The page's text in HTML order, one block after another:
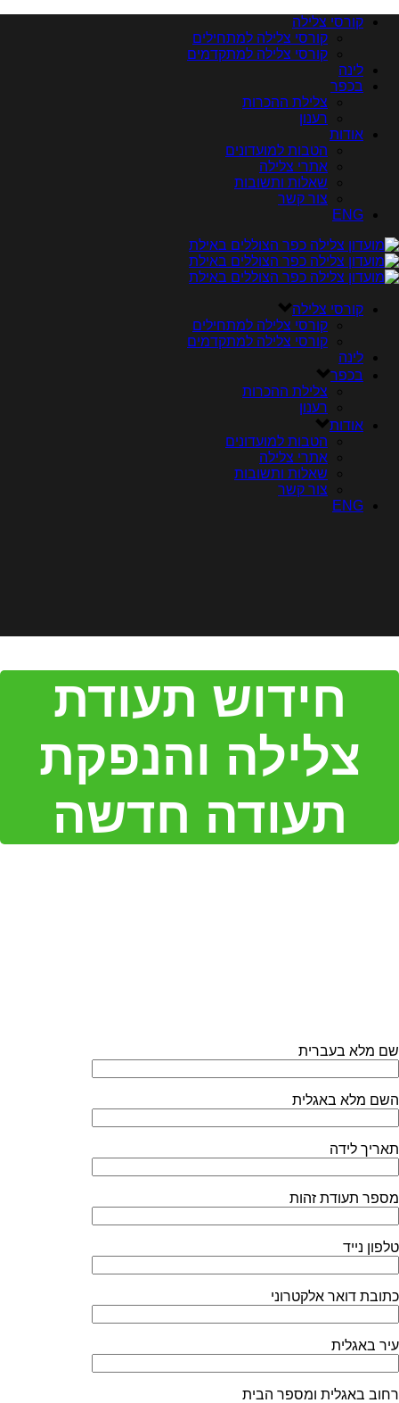
קורסי צלילה
קורסי צלילה למתחילים
קורסי צלילה למתקדמים
לינה
בכפר
צלילת ההכרות
רענון
אודות
הטבות למועדונים
אתרי צלילה
שאלות ותשובות
צור קשר
ENG
קורסי צלילה
קורסי צלילה למתחילים
קורסי צלילה למתקדמים
לינה
בכפר
צלילת ההכרות
רענון
אודות
הטבות למועדונים
אתרי צלילה
שאלות ותשובות
צור קשר
ENG
חידוש תעודת
צלילה והנפקת
תעודה חדשה
שם מלא בעברית
השם מלא באגלית
תאריך לידה
מספר תעודת זהות
טלפון נייד
כתובת דואר אלקטרוני
עיר באגלית
רחוב באגלית ומספר הבית